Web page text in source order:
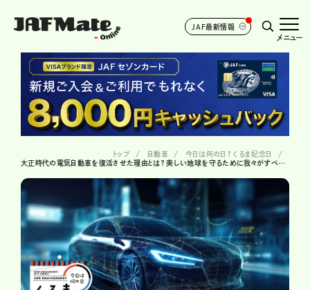
JAF最新情報
メニュー
トップ 自動車
今日は何の日？ くるま記念日
大正時代の電気自動車を復活させた理由とは？ 美しい地球を守るために我々がすべきことは…